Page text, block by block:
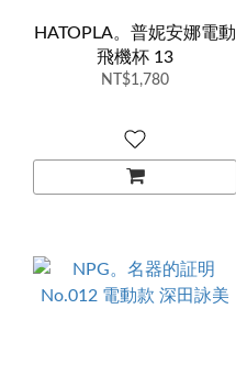
HATOPLA。普妮安娜電動
飛機杯 13
NT$1,780